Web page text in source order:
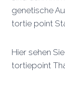
genetische
tortie point
Hier sehen
tortiepoint